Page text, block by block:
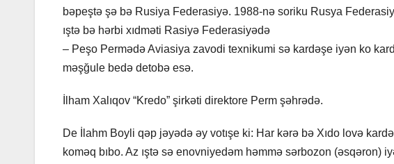
bəpeştə şə bə Rusiya Federasiyə. 1988-nə soriku Rusya
ıştə bə hərbi xıdməti Rasiyə Federasiyədə
– Peşo Permədə Aviasiya zavodi texnikumi sə kardəşe iyən ko
məşğule bedə detobə esə.
İlham Xalıqov “Kredo” şirkəti direktore Perm şəhrədə.
De İlahm Boyli qəp jəyədə əy votışe ki: Har kərə bə Xıdo lovə
koməq bıbo. Az ıştə sə enovniyedəm həmmə sərbozon (əsqəron)